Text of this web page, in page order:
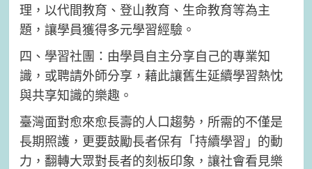
理，以代間教育、登山教育、生命教育等為主
題，讓學員獲得多元學習經驗。
四、學習社團：由學員自主分享自己的專業知
識，或聘請外師分享，藉此讓舊生延續學習熱忱
與共享知識的樂趣。
臺灣面對愈來愈長壽的人口趨勢，所需的不僅是
長期照護，更要鼓勵長者保有「持續學習」的動
力，翻轉大眾對長者的刻板印象，讓社會看見樂